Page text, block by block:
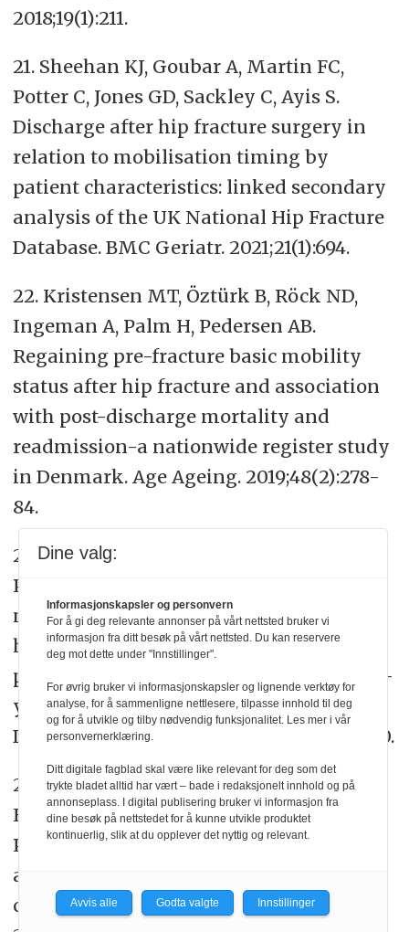
2018;19(1):211.
21. Sheehan KJ, Goubar A, Martin FC,
Potter C, Jones GD, Sackley C, Ayis S.
Discharge after hip fracture surgery in
relation to mobilisation timing by
patient characteristics: linked secondary
analysis of the UK National Hip Fracture
Database. BMC Geriatr. 2021;21(1):694.
22. Kristensen MT, Öztürk B, Röck ND,
Ingeman A, Palm H, Pedersen AB.
Regaining pre-fracture basic mobility
status after hip fracture and association
with post-discharge mortality and
readmission-a nationwide register study
in Denmark. Age Ageing. 2019;48(2):278-
84.
23. Vesterager JD, Kristensen MT,
Pedersen AB. Loss of pre-fracture basic
mobility status at hospital discharge for
hip fracture is associated with 30-day
post-discharge risk of infections - a four-
year nationwide cohort study of 23,309
Danish patients. Injury. 2021;52(7):1833-40.
24. Kimmel LA, Liew SM, Sayer JM,
Holland AE. HIP4Hips (High Intensity
Physiotherapy for Hip fractures in the
acute hospital setting): a randomised
controlled trial. Med J Aust.
Dine valg:
Informasjonskapsler og personvern
For å gi deg relevante annonser på vårt nettsted bruker vi
informasjon fra ditt besøk på vårt nettsted. Du kan reservere
deg mot dette under "Innstillinger".
For øvrig bruker vi informasjonskapsler og lignende verktøy for
analyse, for å sammenligne nettlesere, tilpasse innhold til deg
og for å utvikle og tilby nødvendig funksjonalitet. Les mer i vår
personvernerklæring.
Ditt digitale fagblad skal være like relevant for deg som det
trykte bladet alltid har vært – bade i redaksjonelt innhold og på
annonseplass. I digital publisering bruker vi informasjon fra
dine besøk på nettstedet for å kunne utvikle produktet
kontinuerlig, slik at du opplever det nyttig og relevant.
Avvis alle Godta valgte Innstillinger